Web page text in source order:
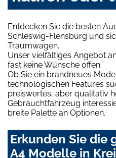
Entdecken Sie die besten
Schleswig-Flensburg und
Traumwagen.
Unser vielfältiges Angebot
fast keine Wünsche offen.
Ob Sie ein brandneues
technologischen Features
preiswertes, aber qualitativ
Gebrauchtfahrzeug
breite Palette an Optionen.
Erkunden Sie die
A4 Modelle in